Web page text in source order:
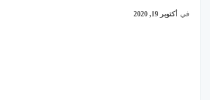
في أكتوبر 19, 2020